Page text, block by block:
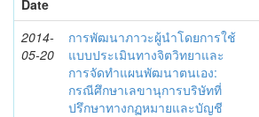
Date
2014-
05-20
การพัฒนาภาวะผู้นำโดยการใช้
แบบประเมินทางจิตวิทยาและ
การจัดทำแผนพัฒนาตนเอง:
กรณีศึกษาเลขานุการบริษัทที่
ปรึกษาทางกฏหมายและบัญชี